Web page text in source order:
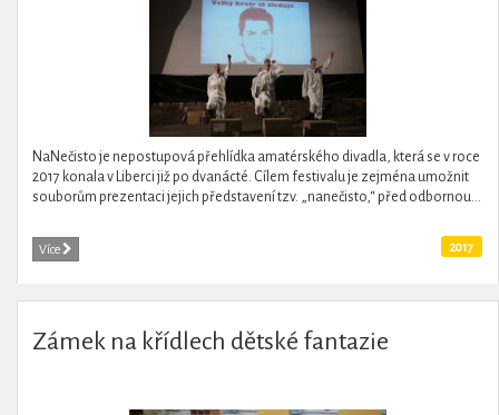
NaNečisto je nepostupová přehlídka amatérského divadla, která se v roce
2017 konala v Liberci již po dvanácté. Cílem festivalu je zejména umožnit
souborům prezentaci jejich představení tzv. „nanečisto,“ před odbornou...
Více 2017
Zámek na křídlech dětské fantazie